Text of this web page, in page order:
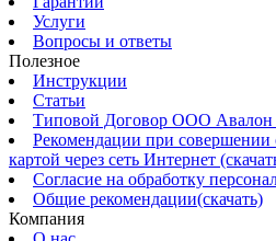
Услуги
Вопросы и ответы
Полезное
Инструкции
Статьи
Типовой Договор ООО Авалон
Рекомендации при совершении
картой через сеть Интернет
Согласие на обработку
Общие рекомендации(скачать)
Компания